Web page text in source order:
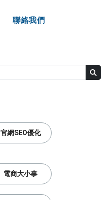
聯絡我們
官網SEO優化
電商大小事